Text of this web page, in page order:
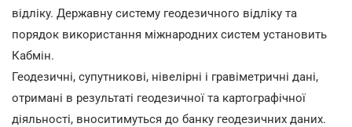
відліку. Державну систему геодезичного відліку та
порядок використання міжнародних систем установить
Кабмін.
Геодезичні, супутникові, нівелірні і гравіметричні дані,
отримані в результаті геодезичної та картографічної
діяльності, вноситимуться до банку геодезичних даних.